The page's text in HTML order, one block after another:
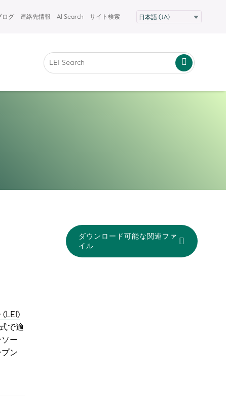
ログ 連絡先情報 AI Search サイト検索
(LEI)
で適
ー
ン
ダウンロード可能な関連ファ
イル